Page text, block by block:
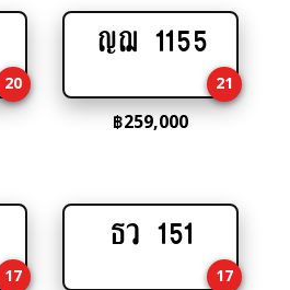
20
Add
cart
ญฌ 1155
21
฿259,000
17
cart
ธว 151
17